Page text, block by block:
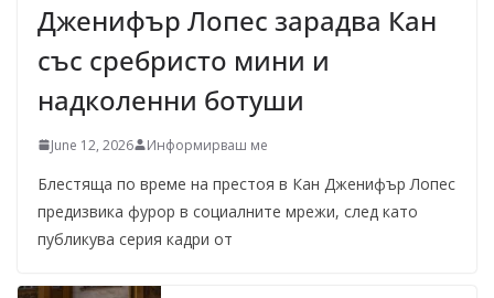
Дженифър Лопес зарадва Кан
със сребристо мини и
надколенни ботуши
June 12, 2026 Информирваш ме
Блестяща по време на престоя в Кан Дженифър Лопес
предизвика фурор в социалните мрежи, след като
публикува серия кадри от